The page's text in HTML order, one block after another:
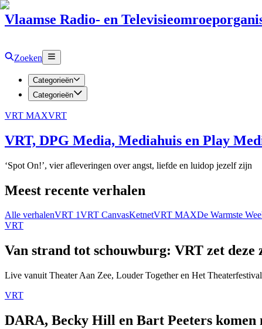
Vlaamse Radio- en
Zoeken
Categorieën
Categorieën
VRT MAXVRT
VRT, DPG Media, Mediahuis en Play
‘Spot On!’, vier afleveringen over angst, liefde en luidop jezelf zijn
Meest recente verhalen
Alle verhalenVRT 1VRT CanvasKetnetVRT MAXDe Warmste
VRT
Van strand tot schouwburg: VRT zet
Live vanuit Theater Aan Zee, Louder Together en Het Theaterfestival
VRT
DARA, Becky Hill en Bart Peeters